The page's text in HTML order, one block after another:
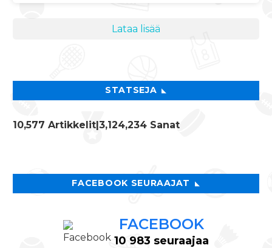
Lataa lisää
STATSEJA
10,577 Artikkelit|3,124,234 Sanat
FACEBOOK SEURAAJAT
FACEBOOK
10 983 seuraajaa